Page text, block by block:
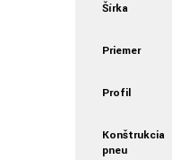
Šírka
Priemer
Profil
Konštrukcia
pneu